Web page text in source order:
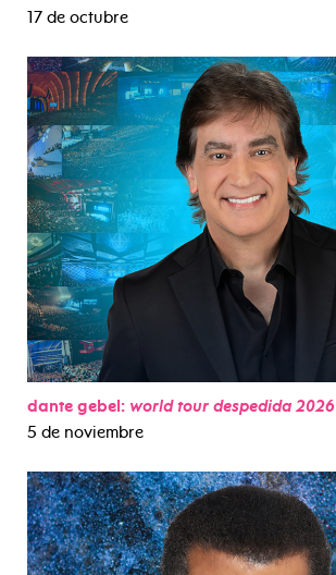
17 de octubre
dante gebel: world tour despedida 2026
5 de noviembre